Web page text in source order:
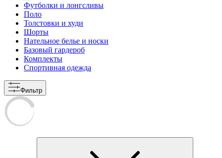
Футболки и лонгсливы
Поло
Толстовки и худи
Шорты
Нательное белье и носки
Базовый гардероб
Комплекты
Спортивная одежда
Фильтр